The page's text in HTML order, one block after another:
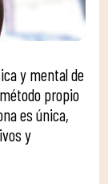
y mental de
propio
es única,
y